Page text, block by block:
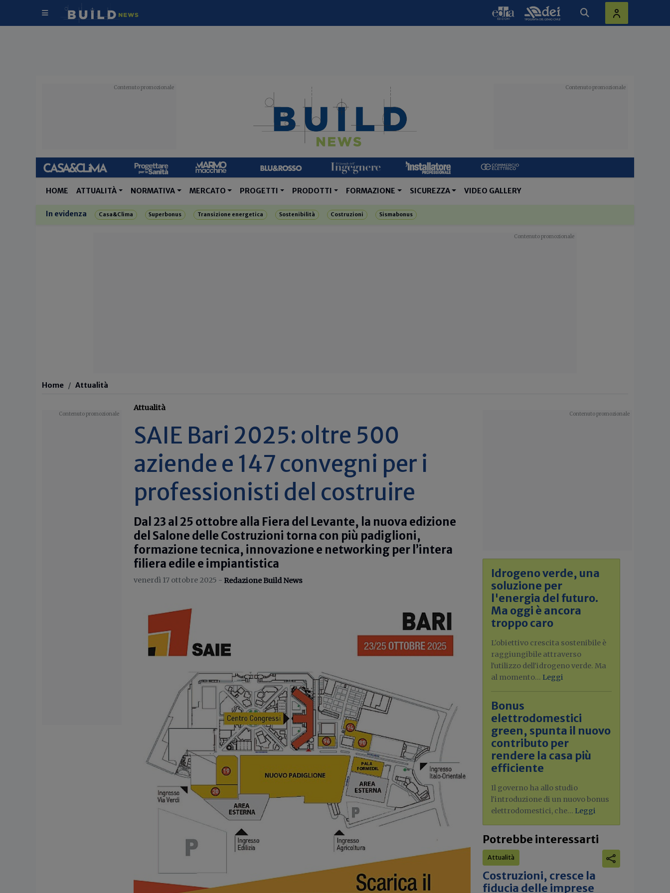
HOME ATTUALITÀ NORMATIVA MERCATO PROGETTI PRODOTTI FORMAZIONE SICUREZZA VIDEO GALLERY
In evidenza Casa&Clima Superbonus Transizione energetica Sostenibilità Costruzioni Sismabonus
Home Attualità
Attualità
SAIE Bari 2025: oltre 500
aziende e 147 convegni per i
professionisti del costruire
Dal 23 al 25 ottobre alla Fiera del Levante, la nuova edizione
del Salone delle Costruzioni torna con più padiglioni,
formazione tecnica, innovazione e networking per l’intera
filiera edile e impiantistica
venerdì 17 ottobre 2025 - Redazione Build News
Idrogeno verde, una
soluzione per
l'energia del futuro.
Ma oggi è ancora
troppo caro
L'obiettivo crescita sostenibile è
raggiungibile attraverso
l'utilizzo dell'idrogeno verde. Ma
al momento... Leggi
Bonus
elettrodomestici
green, spunta il nuovo
contributo per
rendere la casa più
efficiente
Il governo ha allo studio
l'introduzione di un nuovo bonus
elettrodomestici, che... Leggi
Potrebbe interessarti
Attualità
Costruzioni, cresce la
fiducia delle imprese